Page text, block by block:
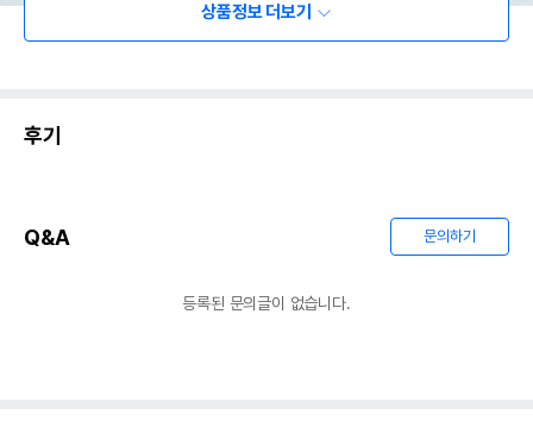
상품정보 더보기
후기
Q&A 문의하기
등록된 문의글이 없습니다.